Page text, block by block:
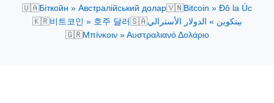
🇺🇦Біткойн » Австралійський долар🇻🇳Bitcoin » Đô la Úc
🇰🇷비트코인 » 호주 달러 🇸🇦بيتكوين » الدولار الأسترالي
🇬🇷Μπίνκοιν » Αυστραλιανό Δολάριο